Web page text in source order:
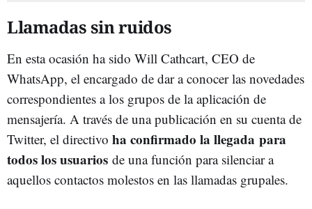
Llamadas sin ruidos
En esta ocasión ha sido Will Cathcart, CEO de
WhatsApp, el encargado de dar a conocer las novedades
correspondientes a los grupos de la aplicación de
mensajería. A través de una publicación en su cuenta de
Twitter, el directivo ha confirmado la llegada para
todos los usuarios de una función para silenciar a
aquellos contactos molestos en las llamadas grupales.